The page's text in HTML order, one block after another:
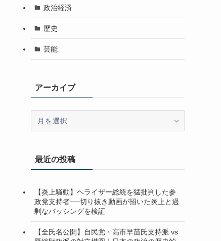
政治経済
歴史
芸能
アーカイブ
ブ最近の投稿
【炎上騒動】ヘライザー総統を猛批判した参
政党支持者──切り抜き動画が招いた炎上と過
剰なバッシングを検証
【全氏名公開】自民党・高市早苗氏支持派 vs